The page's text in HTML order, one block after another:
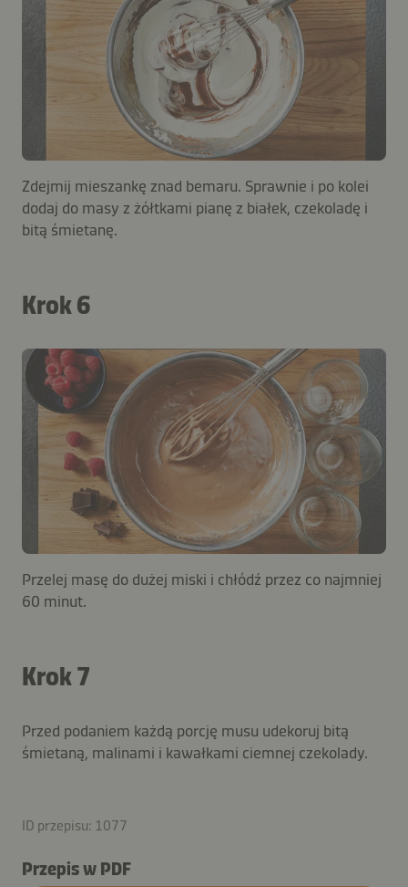
Zdejmij mieszankę znad bemaru. Sprawnie i po kolei
dodaj do masy z żółtkami pianę z białek, czekoladę i
bitą śmietanę.
Krok 6
Przelej masę do dużej miski i chłódź przez co najmniej
60 minut.
Krok 7
Przed podaniem każdą porcję musu udekoruj bitą
śmietaną, malinami i kawałkami ciemnej czekolady.
ID przepisu: 1077
Przepis w PDF